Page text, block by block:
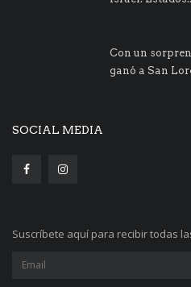
Con un
ganó a San
SOCIAL MEDIA
Suscríbete aquí para recibir todas